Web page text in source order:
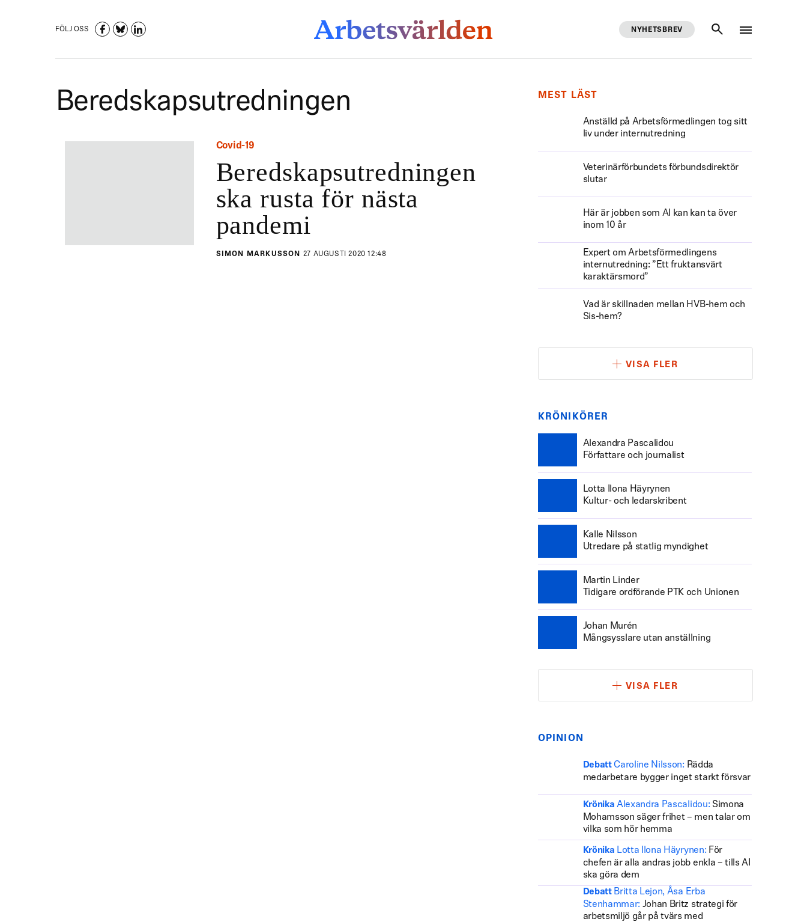
FÖLJ OSS NYHETSBREV
Beredskapsutredningen
Covid-19
Beredskapsutredningen
ska rusta för nästa
pandemi
SIMON MARKUSSON 27 AUGUSTI 2020 12:48
MEST LÄST
Anställd på Arbetsförmedlingen tog sitt
liv under internutredning
Veterinärförbundets förbundsdirektör
slutar
Här är jobben som AI kan kan ta över
inom 10 år
Expert om Arbetsförmedlingens
internutredning: ”Ett fruktansvärt
karaktärsmord”
Vad är skillnaden mellan HVB-hem och
Sis-hem?
VISA FLER
KRÖNIKÖRER
Alexandra Pascalidou
Författare och journalist
Lotta Ilona Häyrynen
Kultur- och ledarskribent
Kalle Nilsson
Utredare på statlig myndighet
Martin Linder
Tidigare ordförande PTK och Unionen
Johan Murén
Mångsysslare utan anställning
VISA FLER
OPINION
Debatt Caroline Nilsson: Rädda
medarbetare bygger inget starkt försvar
Krönika Alexandra Pascalidou: Simona
Mohamsson säger frihet – men talar om
vilka som hör hemma
Krönika Lotta Ilona Häyrynen: För
chefen är alla andras jobb enkla – tills AI
ska göra dem
Debatt Britta Lejon, Åsa Erba
Stenhammar: Johan Britz strategi för
arbetsmiljö går på tvärs med